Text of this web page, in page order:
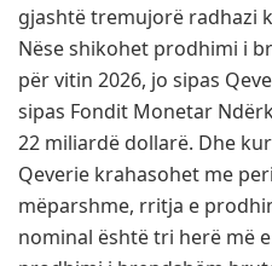
gjashtë tremujorë radhazi
Nëse shikohet prodhimi i
për vitin 2026, jo sipas
sipas Fondit Monetar
22 miliardë dollarë. Dhe
Qeverie krahasohet me
mëparshme, rritja e
nominal është tri herë më